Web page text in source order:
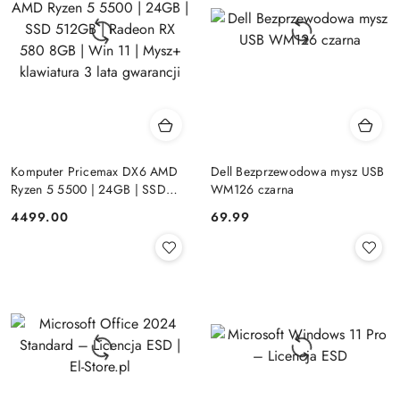
Komputer Pricemax DX6 AMD
Ryzen 5 5500 | 24GB | SSD
Win 11 | Mysz+ klawiatura 3 lata
Cena:
4499.00
Dell Bezprzewodowa mysz USB
WM126 czarna
Cena:
69.99